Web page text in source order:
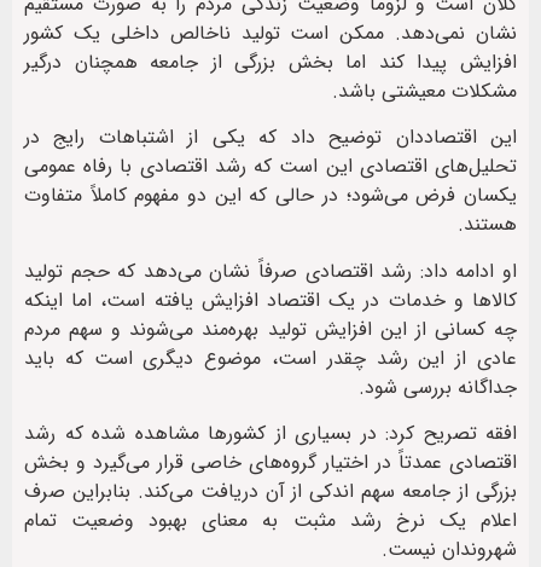
نشان نمی‌دهد. ممکن است تولید ناخالص داخلی یک کشور
افزایش پیدا کند اما بخش بزرگی از جامعه همچنان درگیر
مشکلات معیشتی باشد.
این اقتصاددان توضیح داد که یکی از اشتباهات رایج در
تحلیل‌های اقتصادی این است که رشد اقتصادی با رفاه عمومی
یکسان فرض می‌شود؛ در حالی که این دو مفهوم کاملاً متفاوت
هستند.
او ادامه داد: رشد اقتصادی صرفاً نشان می‌دهد که حجم تولید
کالاها و خدمات در یک اقتصاد افزایش یافته است، اما اینکه
چه کسانی از این افزایش تولید بهره‌مند می‌شوند و سهم مردم
عادی از این رشد چقدر است، موضوع دیگری است که باید
جداگانه بررسی شود.
افقه تصریح کرد: در بسیاری از کشورها مشاهده شده که رشد
اقتصادی عمدتاً در اختیار گروه‌های خاصی قرار می‌گیرد و بخش
بزرگی از جامعه سهم اندکی از آن دریافت می‌کند. بنابراین صرف
اعلام یک نرخ رشد مثبت به معنای بهبود وضعیت تمام
شهروندان نیست.